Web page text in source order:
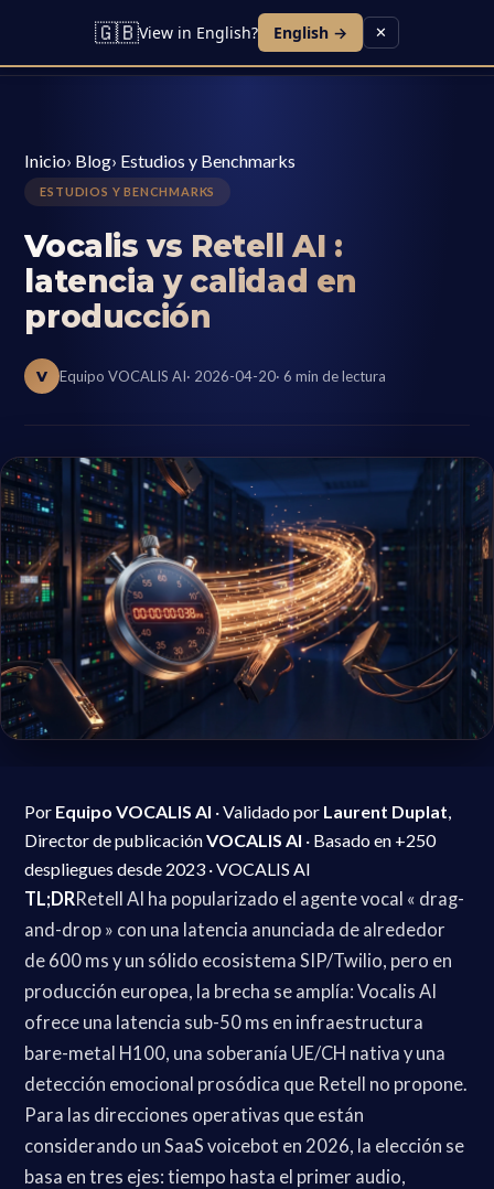
Inicio› Blog› Estudios y Benchmarks
ESTUDIOS Y BENCHMARKS
Vocalis vs Retell AI :
latencia y calidad en
producción
V Equipo VOCALIS AI· 2026-04-20· 6 min de lectura
Por Equipo VOCALIS AI · Validado por Laurent Duplat,
Director de publicaciónVOCALIS AI · Basado en +250
despliegues desde 2023 · VOCALIS AI
TL;DRRetell AI ha popularizado el agente vocal « drag-
and-drop » con una latencia anunciada de alrededor
de 600 ms y un sólido ecosistema SIP/Twilio, pero en
producción europea, la brecha se amplía: Vocalis AI
ofrece una latencia sub-50 ms en infraestructura
bare-metal H100, una soberanía UE/CH nativa y una
detección emocional prosódica que Retell no propone.
Para las direcciones operativas que están
considerando un SaaS voicebot en 2026, la elección se
basa en tres ejes: tiempo hasta el primer audio,
🇬🇧View in English? English → ✕